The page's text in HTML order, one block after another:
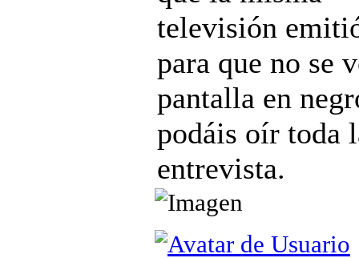
televisión
para que no se
pantalla en
podáis oír toda
entrevista.